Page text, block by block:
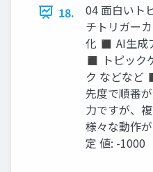
18.
04 面白いト
チトリガー
化 ◼ AI生成
◼ トピック
ク などなど
先度で順番
力ですが、
様々な動作
定 値: -1000